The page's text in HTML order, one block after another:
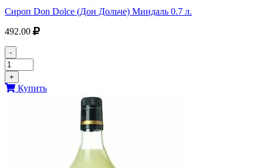
Сироп Don Dolce (Дон Дольче) Миндаль 0.7 л.
492.00
-
+
Купить